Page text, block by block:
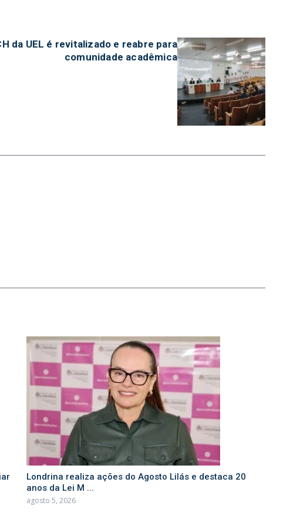
da UEL é revitalizado e reabre para
comunidade acadêmica
Londrina realiza ações do Agosto Lilás e destaca 20
anos da Lei M ...
agosto 5, 2026